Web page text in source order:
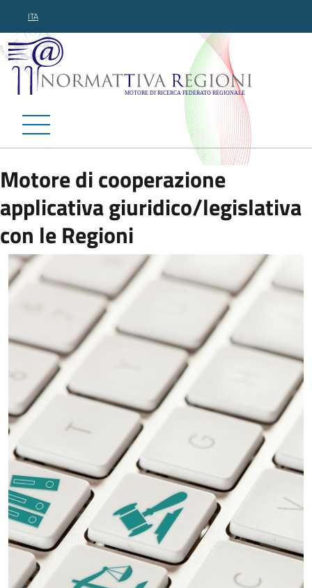
ITA
Normattiva Regioni -
Motore di cooperazione
applicativa giuridico/legislativa
con le Regioni